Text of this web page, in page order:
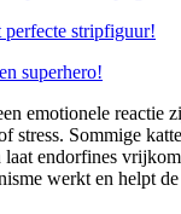
stripfiguur!
superhero!
emotionele reactie
stress. Sommige
endorfines
werkt en helpt